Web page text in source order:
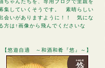
ちゃんたちを、専用ブログで里親を
集していくそうです。 素晴らしい
会いがありますように！！ 気にな
方は↑画像から飛んでくださいな
【悠遊自適 ～和酒和肴『悠』～】